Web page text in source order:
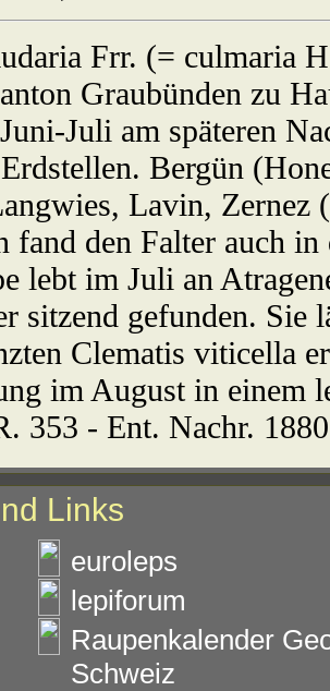
Frr. (= culmaria
Graubünden zu
Juli am späteren
Bergün
Lavin, Zernez
fand den Falter auch
lebt im Juli an
sitzend gefunden. Sie
Clematis viticella
im August in einem
353 - Ent. Nachr.
Links
euroleps
lepiforum
Raupenkalender
Schweiz